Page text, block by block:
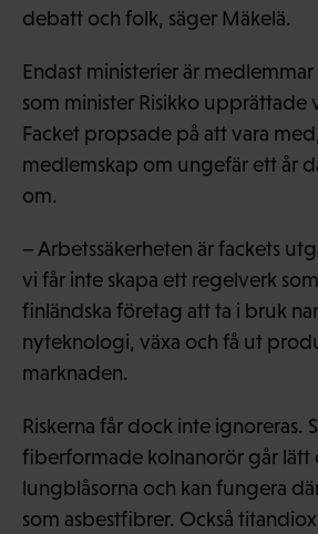
debatt och folk, säger Mäkelä.
Endast ministerier är
som minister Risikko upprättade
Facket propsade på att vara
medlemskap om ungefär ett år
om.
– Arbetssäkerheten är fackets
vi får inte skapa ett regelverk
finländska företag att ta i bruk
nyteknologi, växa och få ut
marknaden.
Riskerna får dock inte ignoreras.
fiberformade kolnanorör går lätt
lungblåsorna och kan fungera
som asbestfibrer. Också